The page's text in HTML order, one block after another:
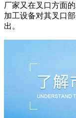
厂家又在叉口方面
加工设备对其叉口
出。